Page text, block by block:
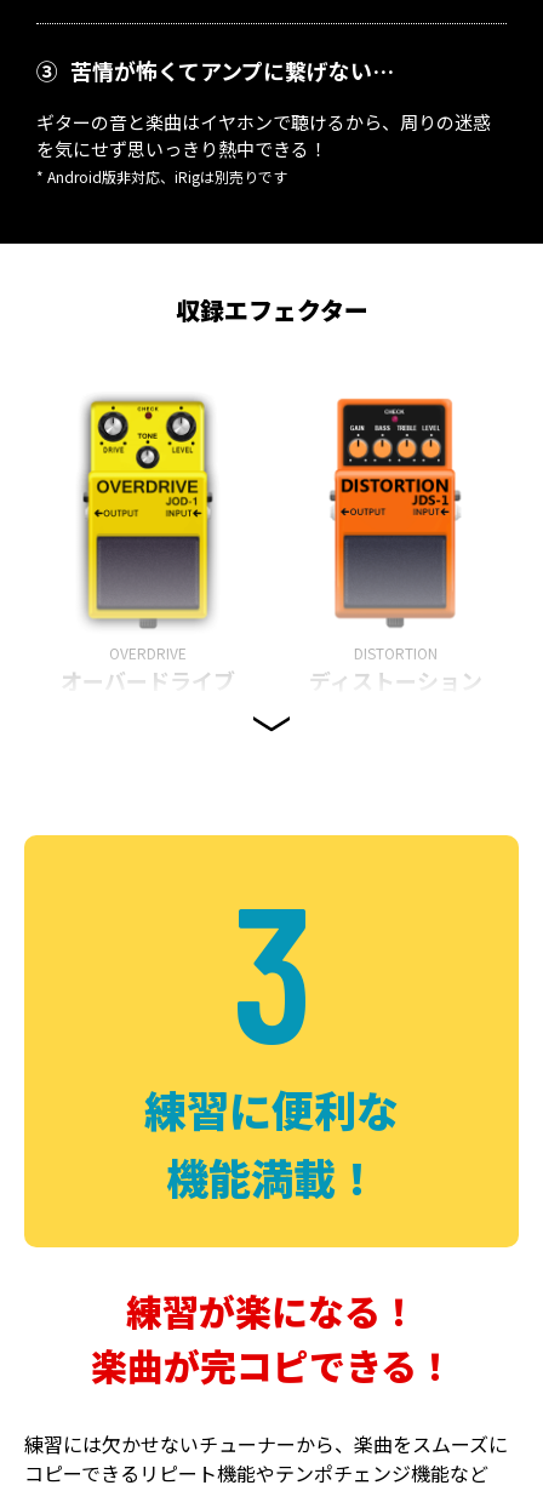
③ 苦情が怖くてアンプに繋げない…
ギターの音と楽曲はイヤホンで聴けるから、周りの迷惑
を気にせず思いっきり熱中できる！
* Android版非対応、iRigは別売りです
収録エフェクター
OVERDRIVE
オーバードライブ
DISTORTION
ディストーション
DELAY PHASER
3
練習に便利な
機能満載！
練習が楽になる！
楽曲が完コピできる！
練習には欠かせないチューナーから、楽曲をスムーズに
コピーできるリピート機能やテンポチェンジ機能など